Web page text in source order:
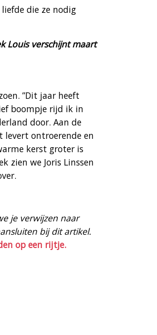
die ze nodig
Louis verschijnt maart
”Dit jaar heeft
boompje rijd ik in
door. Aan de
ontroerende en
kerst groter is
zien we Joris Linssen
je verwijzen naar
bij dit artikel.
op een rijtje.